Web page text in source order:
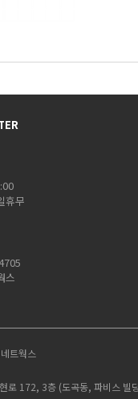
휴무
스
트웍스
로 172, 3층 (도곡동, 파비스 빌